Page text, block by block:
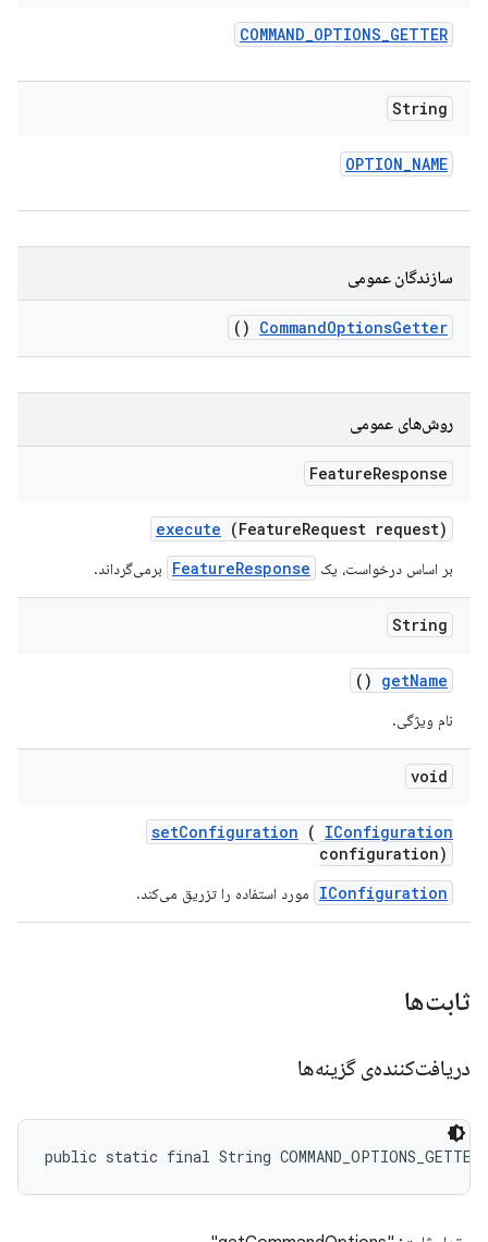
COMMAND_OPTIONS_GETTER
String
OPTION_NAME
سازندگان عمومی
CommandOptionsGetter
()
روش‌های عمومی
FeatureResponse
execute (FeatureRequest request)
بر اساس درخواست، یک FeatureResponse برمی‌گرداند.
String
getName
()
نام ویژگی.
void
setConfiguration ( IConfiguration
configuration)
IConfiguration
مورد استفاده را تزریق می‌کند.
ثابت‌ها
دریافت‌کننده‌ی گزینه‌ها
public static final String COMMAND_OPTIONS_GETTER